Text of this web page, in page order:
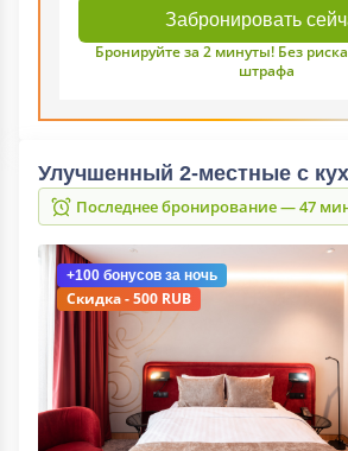
Забронировать
Бронируйте за 2 минуты! Без
штрафа
Улучшенный 2-местные с
Последнее бронирование — 47
+100 бонусов за ночь
Скидка - 500 RUB